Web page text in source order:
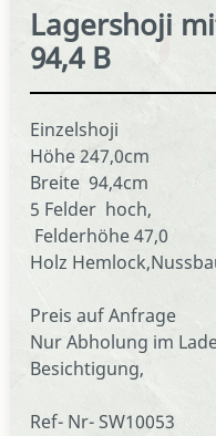
Lagershoji
94,4 B
Einzelshoji
Höhe 247,0cm
Breite 94,4cm
5 Felder hoch,
Felderhöhe 47,0
Holz
Preis auf Anfrage
Nur Abholung im
Besichtigung,
Ref- Nr- SW10053